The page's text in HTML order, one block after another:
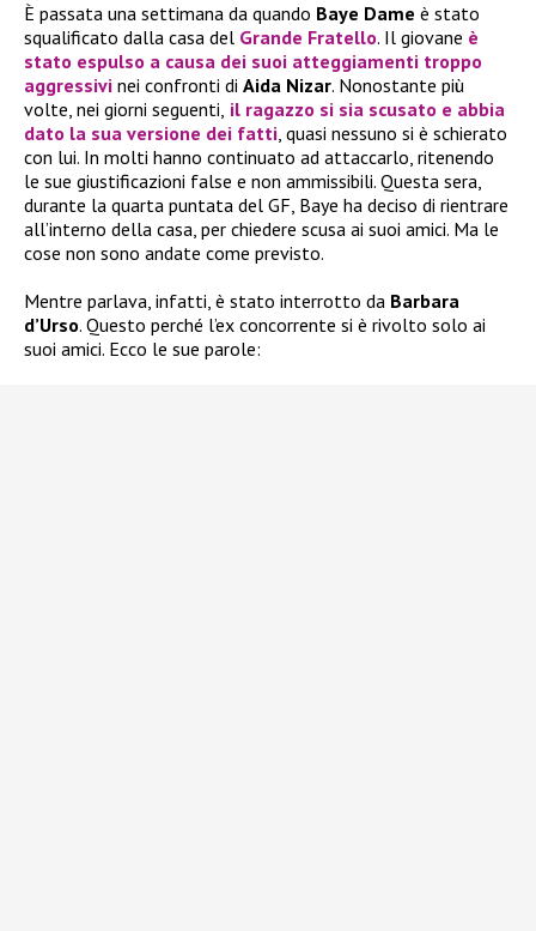
È passata una settimana da quando Baye Dame è stato
squalificato dalla casa del Grande Fratello. Il giovane è
stato espulso a causa dei suoi atteggiamenti troppo
aggressivi nei confronti di Aida Nizar. Nonostante più
volte, nei giorni seguenti, il ragazzo si sia scusato e abbia
dato la sua versione dei fatti, quasi nessuno si è schierato
con lui. In molti hanno continuato ad attaccarlo, ritenendo
le sue giustificazioni false e non ammissibili. Questa sera,
durante la quarta puntata del GF, Baye ha deciso di rientrare
all’interno della casa, per chiedere scusa ai suoi amici. Ma le
cose non sono andate come previsto.
Mentre parlava, infatti, è stato interrotto da Barbara
d’Urso. Questo perché l’ex concorrente si è rivolto solo ai
suoi amici. Ecco le sue parole: